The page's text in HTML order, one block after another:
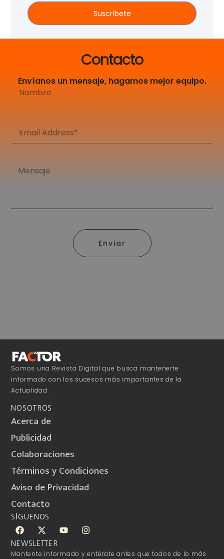
Suscríbete
Contacto
Envíanos un mensaje, hagamos mejor equipo.
Enviar
Somos una Revista Digital que busca mantenerte
informado con los sucesos más importantes de la
Actualidad.
NOSOTROS
Acerca de
Publicidad
Colaboraciones
Términos y Condiciones
Aviso de Privacidad
Contacto
SÍGUENOS
NEWSLETTER
Mantente informado y entérate antes que todos de lo más